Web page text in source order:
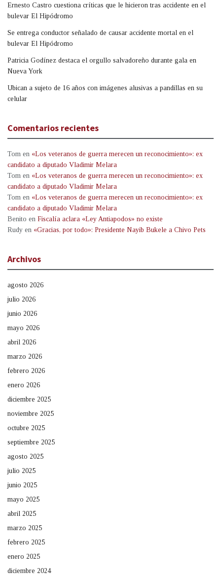
Ernesto Castro cuestiona críticas que le hicieron tras accidente en el
bulevar El Hipódromo
Se entrega conductor señalado de causar accidente mortal en el
bulevar El Hipódromo
Patricia Godínez destaca el orgullo salvadoreño durante gala en
Nueva York
Ubican a sujeto de 16 años con imágenes alusivas a pandillas en su
celular
Comentarios recientes
Tom en «Los veteranos de guerra merecen un reconocimiento»: ex
candidato a diputado Vladimir Melara
Tom en «Los veteranos de guerra merecen un reconocimiento»: ex
candidato a diputado Vladimir Melara
Tom en «Los veteranos de guerra merecen un reconocimiento»: ex
candidato a diputado Vladimir Melara
Benito en Fiscalía aclara «Ley Antiapodos» no existe
Rudy en «Gracias, por todo»: Presidente Nayib Bukele a Chivo Pets
Archivos
agosto 2026
julio 2026
junio 2026
mayo 2026
abril 2026
marzo 2026
febrero 2026
enero 2026
diciembre 2025
noviembre 2025
octubre 2025
septiembre 2025
agosto 2025
julio 2025
junio 2025
mayo 2025
abril 2025
marzo 2025
febrero 2025
enero 2025
diciembre 2024